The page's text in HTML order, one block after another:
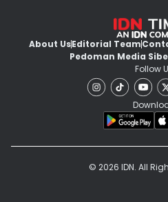
About UsEditorial Team
Pedoman Media
Follow
© 2026 IDN. All